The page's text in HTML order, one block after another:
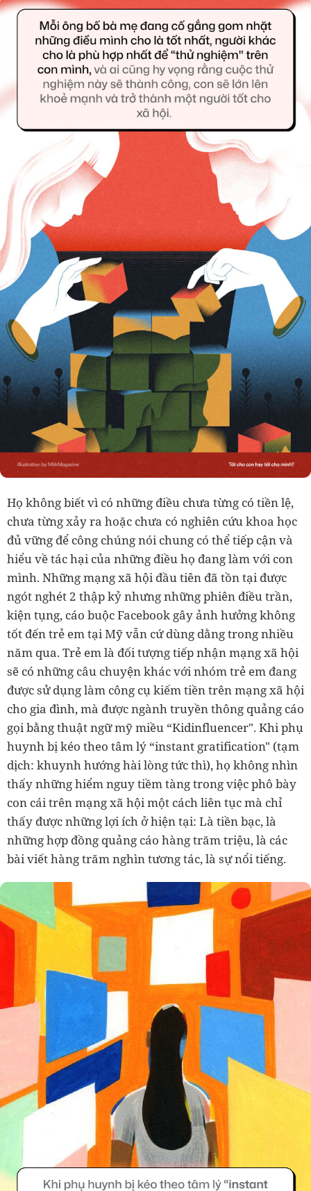
Họ không biết vì có những điều chưa từng có tiền lệ,
chưa từng xảy ra hoặc chưa có nghiên cứu khoa học
đủ vững để công chúng nói chung có thể tiếp cận và
hiểu về tác hại của những điều họ đang làm với con
mình. Những mạng xã hội đầu tiên đã tồn tại được
ngót nghét 2 thập kỷ nhưng những phiên điều trần,
kiện tụng, cáo buộc Facebook gây ảnh hưởng không
tốt đến trẻ em tại Mỹ vẫn cứ dùng dằng trong nhiều
năm qua. Trẻ em là đối tượng tiếp nhận mạng xã hội
sẽ có những câu chuyện khác với nhóm trẻ em đang
được sử dụng làm công cụ kiếm tiền trên mạng xã hội
cho gia đình, mà được ngành truyền thông quảng cáo
gọi bằng thuật ngữ mỹ miều “Kidinfluencer". Khi phụ
huynh bị kéo theo tâm lý “instant gratification" (tạm
dịch: khuynh hướng hài lòng tức thì), họ không nhìn
thấy những hiểm nguy tiềm tàng trong việc phô bày
con cái trên mạng xã hội một cách liên tục mà chỉ
thấy được những lợi ích ở hiện tại: Là tiền bạc, là
những hợp đồng quảng cáo hàng trăm triệu, là các
bài viết hàng trăm nghìn tương tác, là sự nổi tiếng.